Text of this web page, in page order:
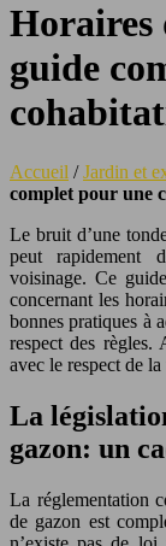
Horaires
guide
Accueil /Jardin et
complet pour une
Le bruit d’une
peut rapidement
voisinage. Ce
concernant les
bonnes pratiques à
respect des règles.
avec le respect de
La
gazon: un
La réglementation
de gazon est